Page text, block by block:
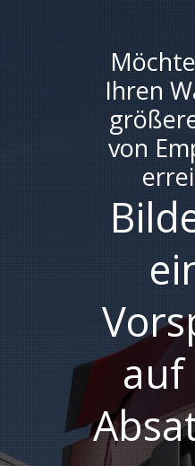
Ihren
von
auf